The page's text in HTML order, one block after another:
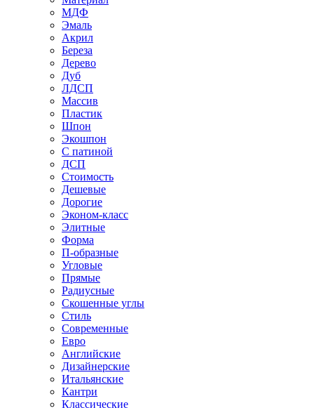
МДФ
Эмаль
Акрил
Береза
Дерево
Дуб
ЛДСП
Массив
Пластик
Шпон
Экошпон
С патиной
ДСП
Стоимость
Дешевые
Дорогие
Эконом-класс
Элитные
Форма
П-образные
Угловые
Прямые
Радиусные
Скошенные углы
Стиль
Современные
Евро
Английские
Дизайнерские
Итальянские
Кантри
Классические